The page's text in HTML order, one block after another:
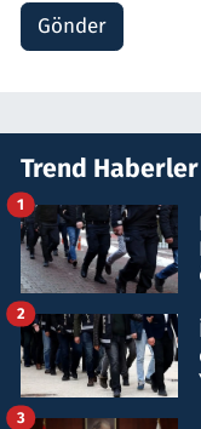
Gönder
Trend Haberler
1
2
3